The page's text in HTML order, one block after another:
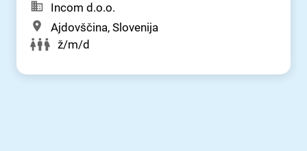
Incom d.o.o.
Ajdovščina, Slovenija
ž/m/d